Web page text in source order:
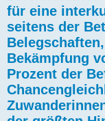
für eine
seitens der
Bekämpfung
Prozent der